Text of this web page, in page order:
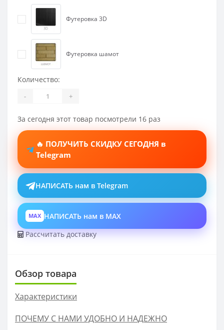
Футеровка 3D
Футеровка шамот
Количество:
- +
За сегодня этот товар посмотрели 16 раз
🔥 ПОЛУЧИТЬ СКИДКУ СЕГОДНЯ в
Telegram
НАПИСАТЬ нам в Telegram
MAX НАПИСАТЬ нам в MAX
Рассчитать доставку
Обзор товара
Характеристики
ПОЧЕМУ С НАМИ УДОБНО И НАДЕЖНО